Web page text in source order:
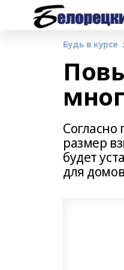
Будь в курсе
размер
будет
для